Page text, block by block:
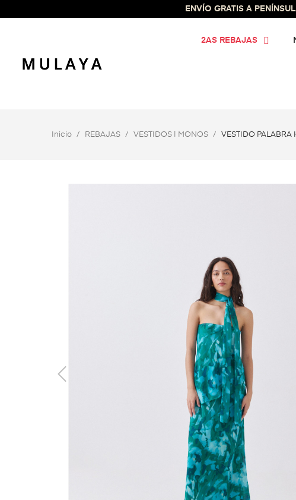
ENVÍO GRATIS A
2AS REBAJAS
Inicio REBAJAS VESTIDOS | MONOS VESTIDO PALABRA